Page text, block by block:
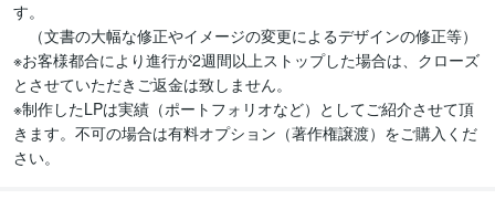
す。
（文書の大幅な修正やイメージの変更によるデザインの修正等）
※お客様都合により進行が2週間以上ストップした場合は、クローズ
とさせていただきご返金は致しません。
※制作したLPは実績（ポートフォリオなど）としてご紹介させて頂
きます。不可の場合は有料オプション（著作権譲渡）をご購入くだ
さい。